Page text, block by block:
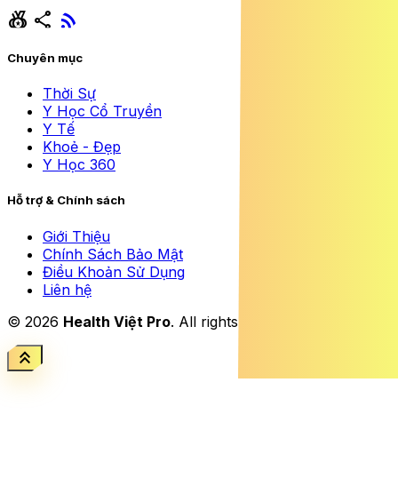
social_leaderboard share rss_feed
Chuyên mục
Thời Sự
Y Học Cổ Truyền
Y Tế
Khoẻ - Đẹp
Y Học 360
Hỗ trợ & Chính sách
Giới Thiệu
Chính Sách Bảo Mật
Điều Khoản Sử Dụng
Liên hệ
© 2026 Health Việt Pro. All rights reserved.
keyboard_double_arrow_up